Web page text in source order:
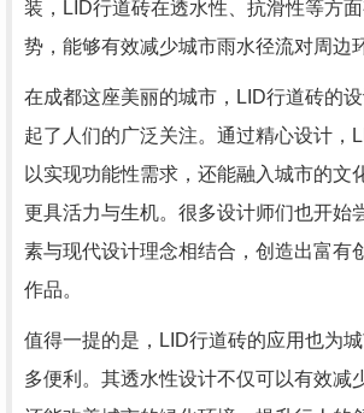
装，LID行道砖在透水性、抗滑性等方
势，能够有效减少城市雨水径流对周边
在成都这座美丽的城市，LID行道砖的设
起了人们的广泛关注。通过精心设计，
以实现功能性需求，还能融入城市的文
更具活力与生机。很多设计师们也开始
素与现代设计理念相结合，创造出富有
作品。
值得一提的是，LID行道砖的应用也为
多便利。其透水性设计不仅可以有效减